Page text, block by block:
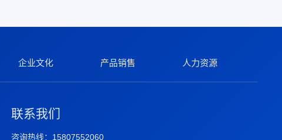
企业文化 产品销售 人力资源
联系我们
咨询热线：15807552060